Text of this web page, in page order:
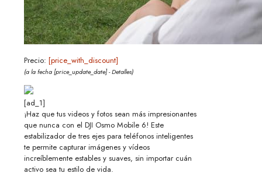
Precio: [price_with_discount]
(a la fecha [price_update_date] -Detalles)
[ad_1]
¡Haz que tus videos y fotos sean más impresionantes
que nunca con el DJI Osmo Mobile 6! Este
estabilizador de tres ejes para teléfonos inteligentes
te permite capturar imágenes y vídeos
increíblemente estables y suaves, sin importar cuán
activo sea tu estilo de vida.